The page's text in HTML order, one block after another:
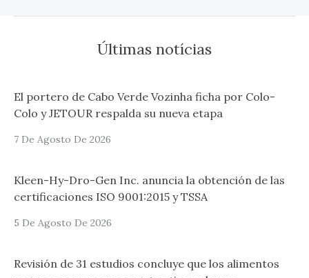
Últimas notícias
El portero de Cabo Verde Vozinha ficha por Colo-
Colo y JETOUR respalda su nueva etapa
7 De Agosto De 2026
Kleen-Hy-Dro-Gen Inc. anuncia la obtención de las
certificaciones ISO 9001:2015 y TSSA
5 De Agosto De 2026
Revisión de 31 estudios concluye que los alimentos